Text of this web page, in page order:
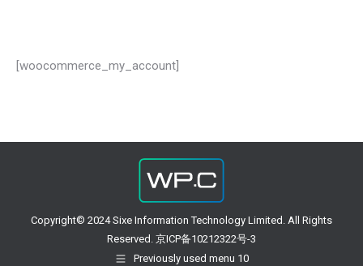
[woocommerce_my_account]
Copyright© 2024 Sixe Information Technology Limited. All Rights
Reserved. 京ICP备10212322号-3
Previously used menu 10